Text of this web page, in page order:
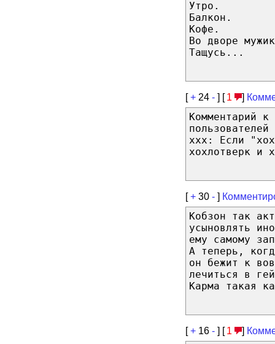
Утро.
Балкон.
Кофе.
Во дворе
Тащусь...
[+ 24 - ] [ 1 ]
Комментарий
xxx: Если
хохлотверк и
[+ 30 - ]
Кобзон так
усыновлять
ему самому
А теперь,
он бежит к
лечиться в
Карма такая
[+ 16 - ] [ 1 ]